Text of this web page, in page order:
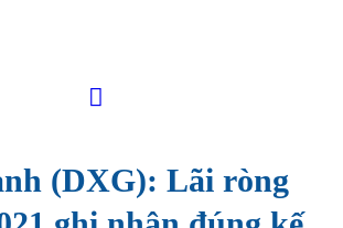
(DXG): Lãi ròng